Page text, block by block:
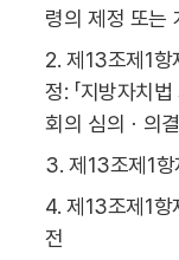
령의 제정 또는
2. 제13조제1항
정: 「지방자치
회의 심의ㆍ의
3. 제13조제1
4. 제13조제1
전